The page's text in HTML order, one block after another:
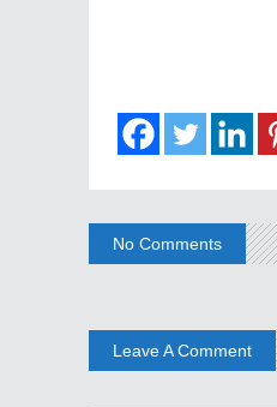
No Comments
Leave A Comment